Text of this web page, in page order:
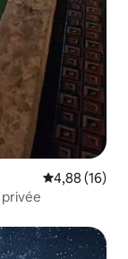
Évaluation
4,88 (16)
privée